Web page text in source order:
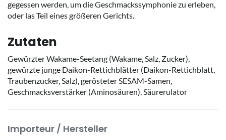
gegessen werden, um die Geschmackssymphonie zu erleben,
oder las Teil eines größeren Gerichts.
Zutaten
Gewürzter Wakame-Seetang (Wakame, Salz, Zucker),
gewürzte junge Daikon-Rettichblätter (Daikon-Rettichblatt,
Traubenzucker, Salz), gerösteter SESAM-Samen,
Geschmacksverstärker (Aminosäuren), Säurerulator
Importeur / Hersteller